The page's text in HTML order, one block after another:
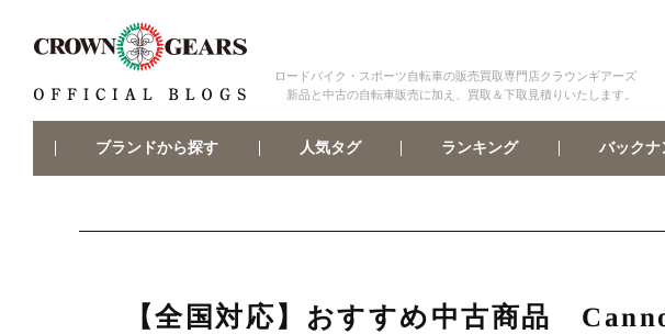
ロードバイク・スポーツ自転車の販売買取専門店クラウンギアーズ
新品と中古の自転車販売に加え、買取＆下取見積りいたします。
ブランドから探す 人気タグ ランキング バックナ
【全国対応】おすすめ中古商品